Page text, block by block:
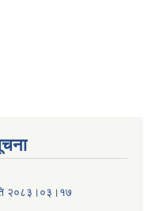
२०८३।०३।१७